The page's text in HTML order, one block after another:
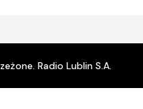
Radio Lublin S.A.